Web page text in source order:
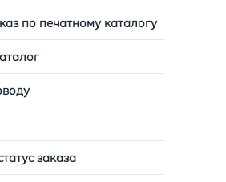
по печатному каталогу
заказа